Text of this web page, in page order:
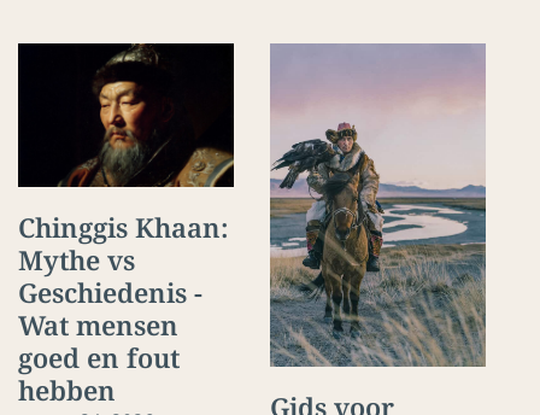
Chinggis Khaan:
Mythe vs
Geschiedenis -
Wat mensen
goed en fout
hebben
Gids voor